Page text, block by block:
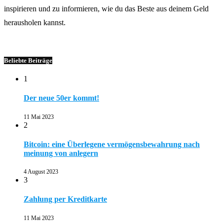
inspirieren und zu informieren, wie du das Beste aus deinem Geld
herausholen kannst.
Beliebte Beiträge
1
Der neue 50er kommt!
11 Mai 2023
2
Bitcoin: eine Überlegene vermögensbewahrung nach
meinung von anlegern
4 August 2023
3
Zahlung per Kreditkarte
11 Mai 2023